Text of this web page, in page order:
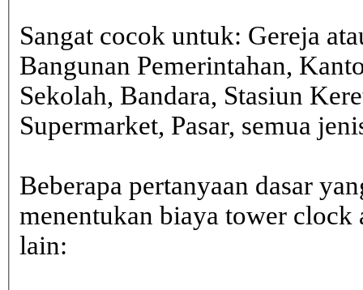
Sangat cocok untuk: Gereja
Bangunan Pemerintahan,
Sekolah, Bandara, Stasiun
Supermarket, Pasar, semua
Beberapa pertanyaan dasar
menentukan biaya tower clock
lain: